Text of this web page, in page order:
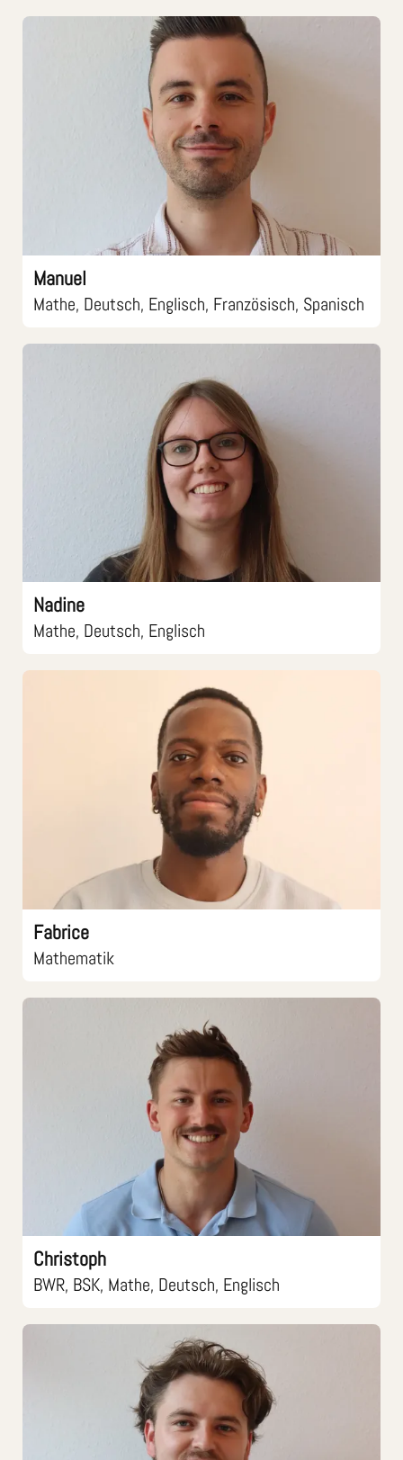
Manuel
Mathe, Deutsch, Englisch, Französisch, Spanisch
Nadine
Mathe, Deutsch, Englisch
Fabrice
Mathematik
Christoph
BWR, BSK, Mathe, Deutsch, Englisch